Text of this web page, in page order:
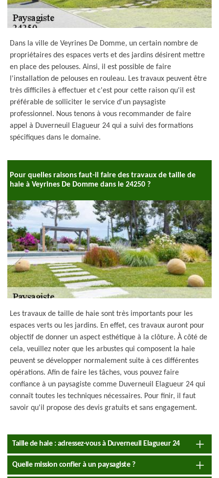
Dans la ville de Veyrines De Domme, un certain nombre de
propriétaires des espaces verts et des jardins désirent mettre
en place des pelouses. Ainsi, il est possible de faire
l'installation de pelouses en rouleau. Les travaux peuvent être
très difficiles à effectuer et c'est pour cette raison qu'il est
préférable de solliciter le service d'un paysagiste
professionnel. Nous tenons à vous recommander de faire
appel à Duverneuil Elagueur 24 qui a suivi des formations
spécifiques dans le domaine.
Pour quelles raisons faut-il faire des travaux de taille de
haie à Veyrines De Domme dans le 24250 ?
Les travaux de taille de haie sont très importants pour les
espaces verts ou les jardins. En effet, ces travaux auront pour
objectif de donner un aspect esthétique à la clôture. À côté de
cela, veuillez noter que les arbustes qui composent la haie
peuvent se développer normalement suite à ces différentes
opérations. Afin de faire les tâches, vous pouvez faire
confiance à un paysagiste comme Duverneuil Elagueur 24 qui
connaît toutes les techniques nécessaires. Pour finir, il faut
savoir qu'il propose des devis gratuits et sans engagement.
Taille de haie : adressez-vous à Duverneuil Elagueur 24
Quelle mission confier à un paysagiste ?